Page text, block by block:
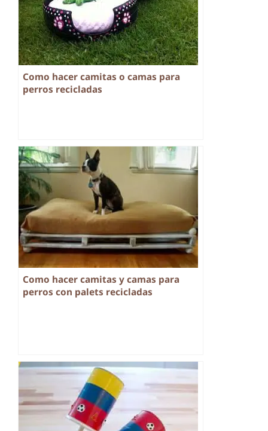
Como hacer camitas o camas para
perros recicladas
Como hacer camitas y camas para
perros con palets recicladas